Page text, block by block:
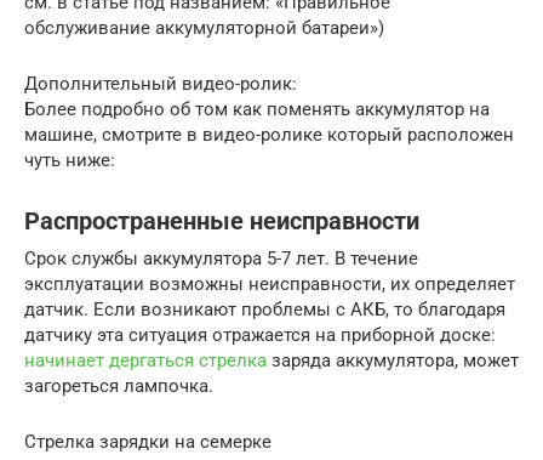
обслуживание аккумуляторной батареи»)
Дополнительный видео-ролик:
Более подробно об том как поменять аккумулятор на
машине, смотрите в видео-ролике который расположен
чуть ниже:
Распространенные неисправности
Срок службы аккумулятора 5-7 лет. В течение
эксплуатации возможны неисправности, их определяет
датчик. Если возникают проблемы с АКБ, то благодаря
датчику эта ситуация отражается на приборной доске:
начинает дергаться стрелка заряда аккумулятора, может
загореться лампочка.
Стрелка зарядки на семерке